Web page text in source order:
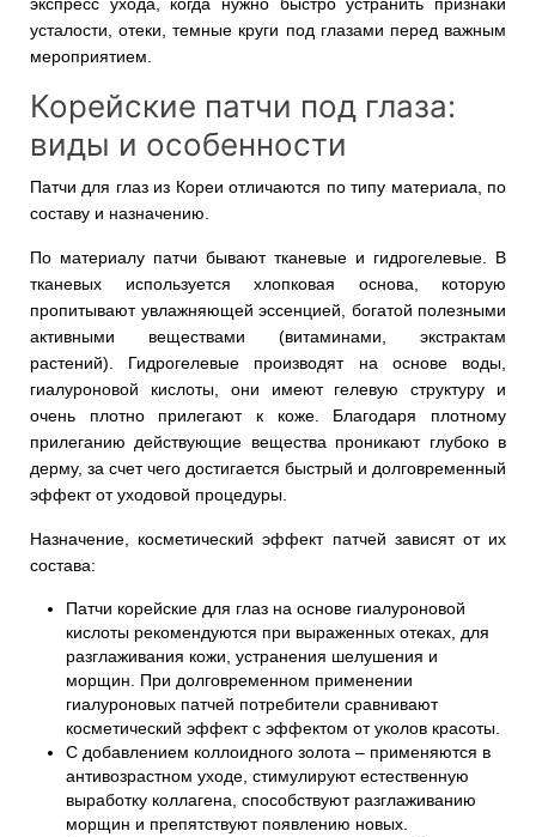
усталости, отеки, темные круги под глазами перед важным
мероприятием.
Корейские патчи под глаза:
виды и особенности
Патчи для глаз из Кореи отличаются по типу материала, по
составу и назначению.
По материалу патчи бывают тканевые и гидрогелевые. В
тканевых используется хлопковая основа, которую
пропитывают увлажняющей эссенцией, богатой полезными
активными веществами (витаминами, экстрактам
растений). Гидрогелевые производят на основе воды,
гиалуроновой кислоты, они имеют гелевую структуру и
очень плотно прилегают к коже. Благодаря плотному
прилеганию действующие вещества проникают глубоко в
дерму, за счет чего достигается быстрый и долговременный
эффект от уходовой процедуры.
Назначение, косметический эффект патчей зависят от их
состава:
Патчи корейские для глаз на основе гиалуроновой
кислоты рекомендуются при выраженных отеках, для
разглаживания кожи, устранения шелушения и
морщин. При долговременном применении
гиалуроновых патчей потребители сравнивают
косметический эффект с эффектом от уколов красоты.
С добавлением коллоидного золота – применяются в
антивозрастном уходе, стимулируют естественную
выработку коллагена, способствуют разглаживанию
морщин и препятствуют появлению новых.